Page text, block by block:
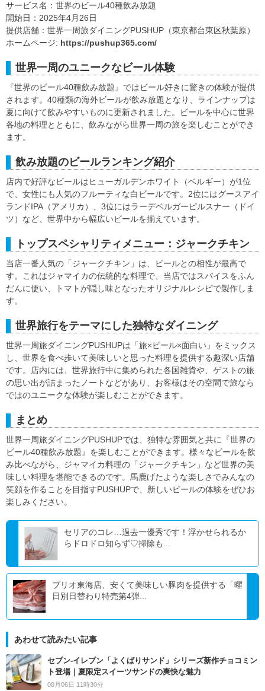
サービス名：世界のビール40種飲み放題
開始日：2025年4月26日
提供店舗：世界一周旅ダイニングPUSHUP（東京都台東区秋葉原）
ホームページ: https://pushup365.com/
世界一周のユニークなビール体験
『世界のビール40種飲み放題』ではビール好きに驚きの体験が提供
されます。40種類の海外ビールが飲み放題となり、ラインナップは
夏に向けて飲みやすいものに更新されました。ビールを中心に世界
各地の料理とともに、飲みながら世界一周の旅を楽しむことができ
ます。
飲み放題のビールランキング紹介
店内で好評なビールはヒューガルデンホワイト（ベルギー）が1位
で、女性にも人気のフルーティな白ビールです。2位にはグースアイ
ランドIPA（アメリカ）、3位にはラーデベルガーピルスナー（ドイ
ツ）など、世界中から幅広いビールを揃えています。
トップスペシャリティメニュー：ジャークチキン
当店一番人気の「ジャークチキン」は、ビールとの相性が最高で
す。これはジャマイカの伝統的な料理で、当店ではスパイスをふん
だんに使い、トマトが隠し味となったオリジナルレシピで製作しま
す。
世界旅行をテーマにした独特なダイニング
世界一周旅ダイニングPUSHUPは「旅×ビール×面白い」をミックス
し、世界を食べ歩いて美味しいと思った料理を提供する趣深い店舗
です。店内には、世界旅行中に集められた各国雑貨や、ゲストの旅
の思い出が詰まったノートなどがあり、お客様はその空間で旅なら
ではのユニークな体験が楽しむことができます。
まとめ
世界一周旅ダイニングPUSHUPでは、独特な雰囲気と共に『世界の
ビール40種飲み放題』を楽しむことができます。様々なビールを飲
み比べながら、ジャマイカ料理の「ジャークチキン」など世界の美
味しい料理を堪能できるのです。馬鹿げたような楽しさでみんなの
笑顔を作ることを目指すPUSHUPで、新しいビールの体験をぜひお
楽しみください。
セリアのコレ…過去一優秀です！浮かせられるか
らドロドロ知らず♡掃除も...
ブリオ東海店、安くて美味しい豚肉を提供する「曜
日別日替わり特売第4弾...
あわせて読みたい記事
セブン‐イレブン「よくばりサンド」シリーズ新作チョコミン
ト登場｜夏限定スイーツサンドの爽快な魅力
08月06日 11時30分